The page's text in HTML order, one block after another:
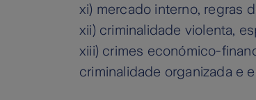
xi) mercado interno, regras
xii) criminalidade violenta,
xiii) crimes económico-
criminalidade organizada e